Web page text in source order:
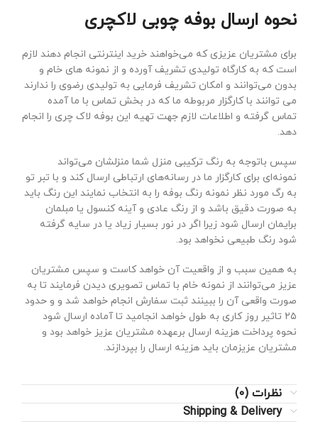
نحوه ارسال بوفه چوبی لاکچری
برای مشتریان عزیزی که می‌خواهند خرید اینترنتی انجام دهند لازم
است که به کارگاه تولیدی تشریف آورده و از نمونه های خام و
بدون می‌توانند و امکان تشریف فرمایی به تولیدی رضوی را ندارند
می توانند با کارگزار مربوطه ما که در بخش تماس با ما آمده
تماس گرفته و اطلاعات لازم جهت تهیه این بوفه لاک چری را انجام
دهد.
سپس باتوجه به رنگ ترکیبی منزل شما منزلشان می‌تواند
نمونه‌ای برای کارگزار ما در رسانه‌های ارتباطی ارسال کند و با تبر تو
به رگ مورد نظر نمونه رنگ بوفه را به انتخاب نمایند این رنگ باید
به صورت دقیق باشد و از رنگ عادی و آینه کنسول یا مبلمان
برایمان ارسال شود زیرا اگر در نور بسیار زیاد یا در سایه گرفته
شود رنگ طبیعی نخواهد بود.
به همین سبب و از واقعیت آن خواهد کاست و سپس مشتریان
عزیز می‌توانند از نمونه خام با تماس تصویری دیدن فرمایند تا به
صورت واقعی آن را ببینند ثبت سفارش انجام خواهد شد و و حدود
۲۵ تاثیر روز کاری به طول خواهد انجامید تا آماده ارسال شود
نحوه پرداخت هزینه ارسال برعهده مشتریان عزیز خواهد بود و
مشتریان عزیزمان باید هزینه ارسال را بپردازند.
نظرات (0)
Shipping & Delivery